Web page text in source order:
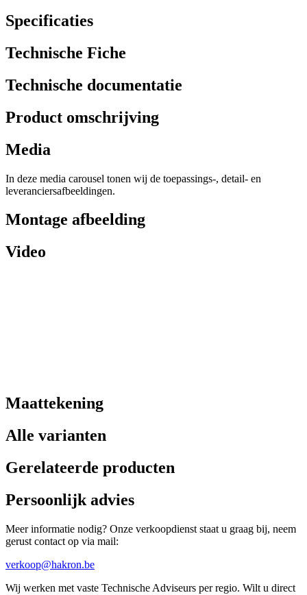
Specificaties
Technische Fiche
Technische documentatie
Product omschrijving
Media
In deze media carousel tonen wij de toepassings-, detail- en
leveranciersafbeeldingen.
Montage afbeelding
Video
Maattekening
Alle varianten
Gerelateerde producten
Persoonlijk advies
Meer informatie nodig? Onze verkoopdienst staat u graag bij, neem
gerust contact op via mail:
verkoop@hakron.be
Wij werken met vaste Technische Adviseurs per regio. Wilt u direct